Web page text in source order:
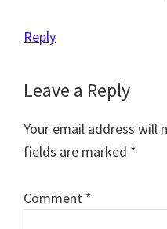
Reply
Leave a Reply
Your email address will
fields are marked *
Comment *